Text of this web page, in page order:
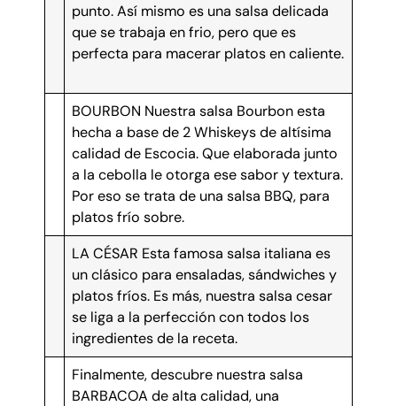
punto. Así mismo es una salsa delicada
que se trabaja en frio, pero que es
perfecta para macerar platos en caliente.
BOURBON Nuestra salsa Bourbon esta
hecha a base de 2 Whiskeys de altísima
calidad de Escocia. Que elaborada junto
a la cebolla le otorga ese sabor y textura.
Por eso se trata de una salsa BBQ, para
platos frío sobre.
LA CÉSAR Esta famosa salsa italiana es
un clásico para ensaladas, sándwiches y
platos fríos. Es más, nuestra salsa cesar
se liga a la perfección con todos los
ingredientes de la receta.
Finalmente, descubre nuestra salsa
BARBACOA de alta calidad, una